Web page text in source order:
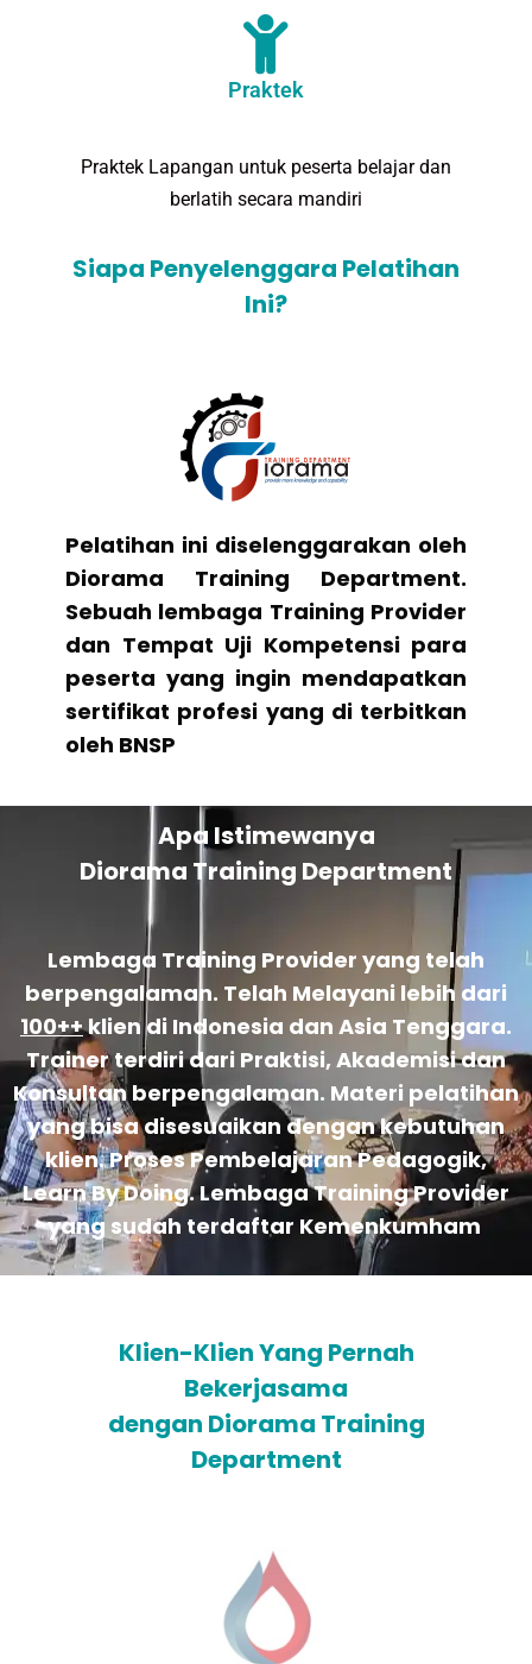
Praktek
Praktek Lapangan untuk peserta belajar dan
berlatih secara mandiri
Siapa Penyelenggara Pelatihan
Ini?
Pelatihan ini diselenggarakan oleh
Diorama Training Department.
Sebuah lembaga Training Provider
dan Tempat Uji Kompetensi para
peserta yang ingin mendapatkan
sertifikat profesi yang di terbitkan
oleh BNSP
Apa Istimewanya
Diorama Training Department
Lembaga Training Provider yang telah
berpengalaman. Telah Melayani lebih dari
100++klien di Indonesia dan Asia Tenggara.
Trainer terdiri dari Praktisi, Akademisi dan
Konsultan berpengalaman. Materi pelatihan
yang bisa disesuaikan dengan kebutuhan
klien. Proses Pembelajaran Pedagogik,
Learn By Doing. Lembaga Training Provider
yang sudah terdaftar Kemenkumham
Klien-Klien Yang Pernah
Bekerjasama
dengan Diorama Training
Department